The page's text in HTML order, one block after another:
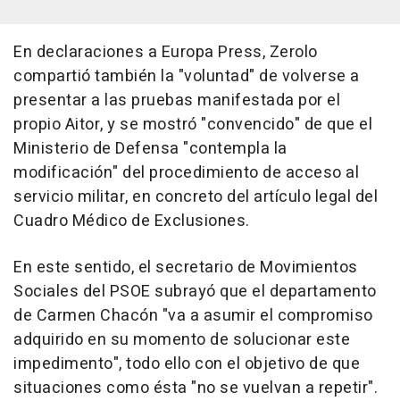
En declaraciones a Europa Press, Zerolo
compartió también la "voluntad" de volverse a
presentar a las pruebas manifestada por el
propio Aitor, y se mostró "convencido" de que el
Ministerio de Defensa "contempla la
modificación" del procedimiento de acceso al
servicio militar, en concreto del artículo legal del
Cuadro Médico de Exclusiones.
En este sentido, el secretario de Movimientos
Sociales del PSOE subrayó que el departamento
de Carmen Chacón "va a asumir el compromiso
adquirido en su momento de solucionar este
impedimento", todo ello con el objetivo de que
situaciones como ésta "no se vuelvan a repetir".